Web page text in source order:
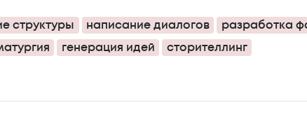
структуры написание диалогов разработка
генерация идей
сторителлинг